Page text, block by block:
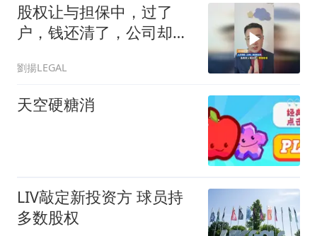
股权让与担保中，过了
户，钱还清了，公司却没
劉揚LEGAL
天空硬糖消
LIV敲定新投资方 球员持
多数股权